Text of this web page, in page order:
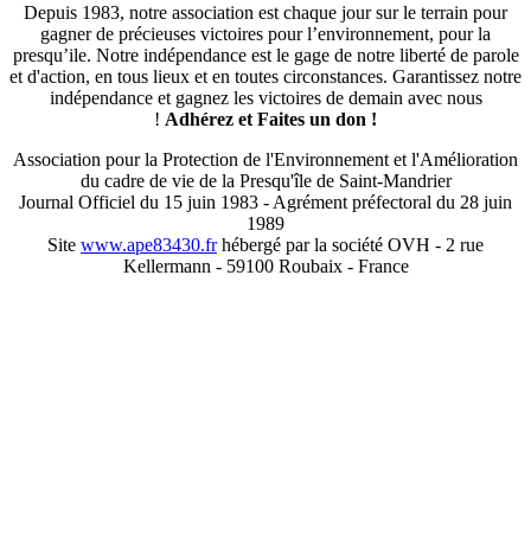
Depuis 1983, notre association est chaque jour sur le terrain pour
gagner de précieuses victoires pour l’environnement, pour la
presqu’ile. Notre indépendance est le gage de notre liberté de parole
et d'action, en tous lieux et en toutes circonstances. Garantissez notre
indépendance et gagnez les victoires de demain avec nous
! Adhérez et Faites un don !
Association pour la Protection de l'Environnement et l'Amélioration
du cadre de vie de la Presqu'île de Saint-Mandrier
Journal Officiel du 15 juin 1983 - Agrément préfectoral du 28 juin
1989
Site www.ape83430.frhébergé par la société OVH - 2 rue
Kellermann - 59100 Roubaix - France